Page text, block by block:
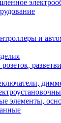
и
элементы,